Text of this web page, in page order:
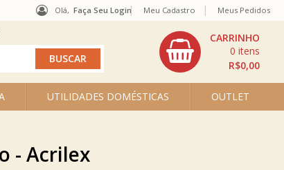
Olá, Faça Seu Login
UTILIDADES DOMÉSTICAS OUTLET
R$0,00
0
Meu Cadastro Meus Pedidos
- Acrilex